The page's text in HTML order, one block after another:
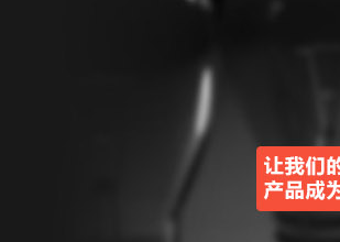
行业门户网站建设
社区网站建设
HTML5网站建设
网站定制建设
业务系统定制开发